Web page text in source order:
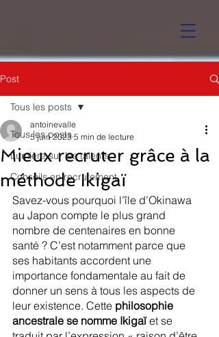
Post
Tous les posts
Lumière sur les talents
Conseils en recrutement
Tous les posts
Mieux recruter grâce à la
méthode Ikigaï
antoinevalle
5 juin 2023 5 min de lecture
Savez-vous pourquoi l’île d’Okinawa
au Japon compte le plus grand
nombre de centenaires en bonne
santé ? C’est notamment parce que
ses habitants accordent une
importance fondamentale au fait de
donner un sens à tous les aspects de
leur existence. Cette philosophie
ancestrale se nomme Ikigaï et se